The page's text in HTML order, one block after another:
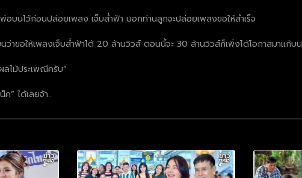
บนไว้ก่อนปล่อยเพลง เจ็บส่ำฟ้า บอกท่านลูกจะปล่อยเพลงขอให้สำเร็จ
ขอให้เพลงเจ็บส่ำฟ้าได้ 20 ล้านวิวส์ ตอนนี้จะ 30 ล้านวิวส์ก็เพิ่งได้โอกาสมาแก้บน
ไม้ประเพณีครับ”
” ได้เลยจ้า..